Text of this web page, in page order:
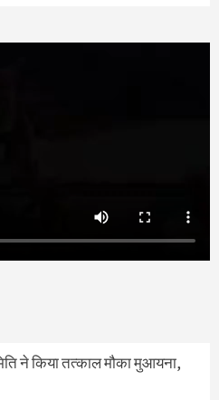
ने किया तत्काल मौका मुआयना,